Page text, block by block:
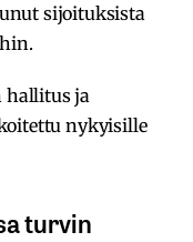
sijoituksista
hallitus ja
nykyisille
turvin